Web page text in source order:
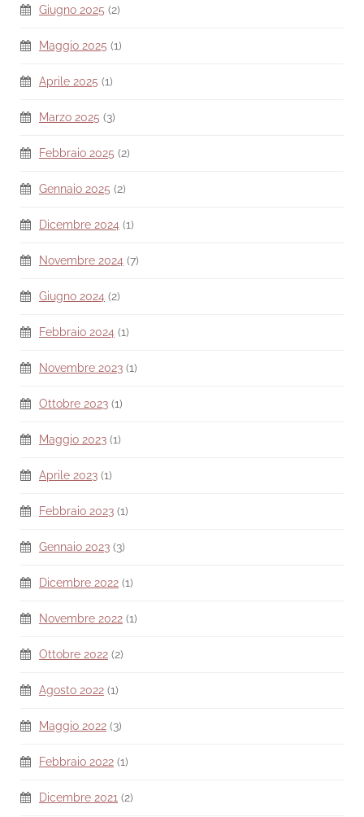
Giugno 2025 (2)
Maggio 2025 (1)
Aprile 2025 (1)
Marzo 2025 (3)
Febbraio 2025 (2)
Gennaio 2025 (2)
Dicembre 2024 (1)
Novembre 2024 (7)
Giugno 2024 (2)
Febbraio 2024 (1)
Novembre 2023 (1)
Ottobre 2023 (1)
Maggio 2023 (1)
Aprile 2023 (1)
Febbraio 2023 (1)
Gennaio 2023 (3)
Dicembre 2022 (1)
Novembre 2022 (1)
Ottobre 2022 (2)
Agosto 2022 (1)
Maggio 2022 (3)
Febbraio 2022 (1)
Dicembre 2021 (2)